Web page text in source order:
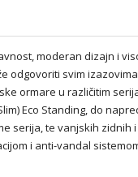
moderan dizajn i
odgovoriti svim
ormare u različitim
Eco Standing, do
serija, te vanjskih zidnih
i anti-vandal